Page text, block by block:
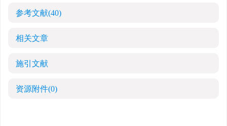
参考文献(40)
相关文章
施引文献
资源附件(0)